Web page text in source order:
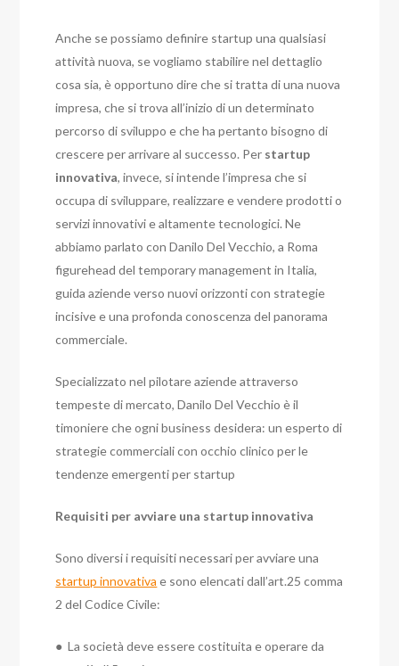
Anche se possiamo definire startup una qualsiasi
attività nuova, se vogliamo stabilire nel dettaglio
cosa sia, è opportuno dire che si tratta di una nuova
impresa, che si trova all’inizio di un determinato
percorso di sviluppo e che ha pertanto bisogno di
crescere per arrivare al successo. Per startup
innovativa, invece, si intende l’impresa che si
occupa di sviluppare, realizzare e vendere prodotti o
servizi innovativi e altamente tecnologici. Ne
abbiamo parlato con Danilo Del Vecchio, a Roma
figurehead del temporary management in Italia,
guida aziende verso nuovi orizzonti con strategie
incisive e una profonda conoscenza del panorama
commerciale.
Specializzato nel pilotare aziende attraverso
tempeste di mercato, Danilo Del Vecchio è il
timoniere che ogni business desidera: un esperto di
strategie commerciali con occhio clinico per le
tendenze emergenti per startup
Requisiti per avviare una startup innovativa
Sono diversi i requisiti necessari per avviare una
startup innovativa e sono elencati dall’art.25 comma
2 del Codice Civile:
● La società deve essere costituita e operare da